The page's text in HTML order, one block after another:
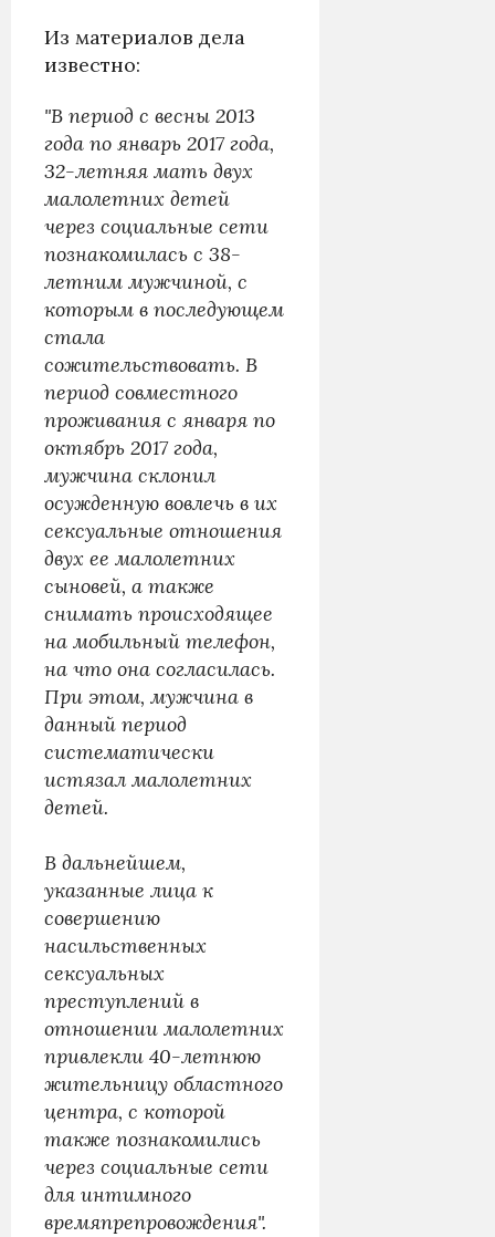
Из материалов дела
известно:
"В период с весны 2013
года по январь 2017 года,
32-летняя мать двух
малолетних детей
через социальные сети
познакомилась с 38-
летним мужчиной, с
которым в последующем
стала
сожительствовать. В
период совместного
проживания с января по
октябрь 2017 года,
мужчина склонил
осужденную вовлечь в их
сексуальные отношения
двух ее малолетних
сыновей, а также
снимать происходящее
на мобильный телефон,
на что она согласилась.
При этом, мужчина в
данный период
систематически
истязал малолетних
детей.
В дальнейшем,
указанные лица к
совершению
насильственных
сексуальных
преступлений в
отношении малолетних
привлекли 40-летнюю
жительницу областного
центра, с которой
также познакомились
через социальные сети
для интимного
времяпрепровождения".